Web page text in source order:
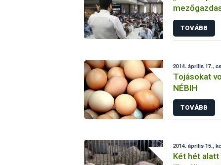
és
TOVÁBB
2014. április 17.,
Tojásokat
NÉBIH
TOVÁBB
2014. április 15.,
Két hét